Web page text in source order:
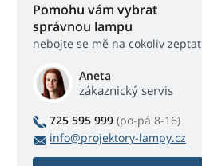
Pomohu vám vybrat
správnou lampu
nebojte se mě na cokoliv zeptat
Aneta
zákaznický servis
725 595 999 (po-pá 8-16)
info@projektory-lampy.cz